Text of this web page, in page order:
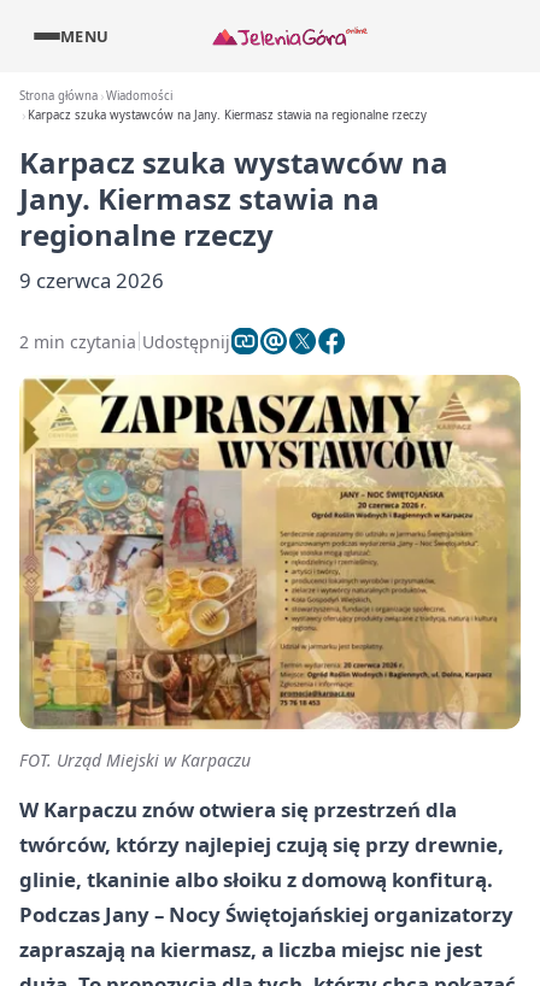
MENU
Strona główna Wiadomości
Karpacz szuka wystawców na Jany. Kiermasz stawia na regionalne rzeczy
Karpacz szuka wystawców na
Jany. Kiermasz stawia na
regionalne rzeczy
9 czerwca 2026
2 min czytania Udostępnij
FOT. Urząd Miejski w Karpaczu
W Karpaczu znów otwiera się przestrzeń dla
twórców, którzy najlepiej czują się przy drewnie,
glinie, tkaninie albo słoiku z domową konfiturą.
Podczas Jany – Nocy Świętojańskiej organizatorzy
zapraszają na kiermasz, a liczba miejsc nie jest